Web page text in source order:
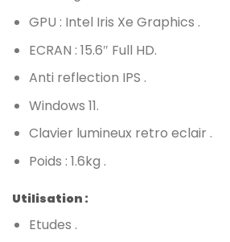
GPU : Intel Iris Xe Graphics .
ECRAN : 15.6″ Full HD.
Anti reflection IPS .
Windows 11.
Clavier lumineux retro eclair .
Poids : 1.6kg .
Utilisation :
Etudes .